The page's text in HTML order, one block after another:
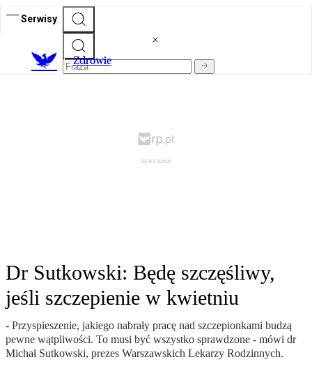
Serwisy
Zdrowie
Dr Sutkowski: Będę szczęśliwy,
jeśli szczepienie w kwietniu
- Przyspieszenie, jakiego nabrały pracę nad szczepionkami budzą
pewne wątpliwości. To musi być wszystko sprawdzone - mówi dr
Michał Sutkowski, prezes Warszawskich Lekarzy Rodzinnych.